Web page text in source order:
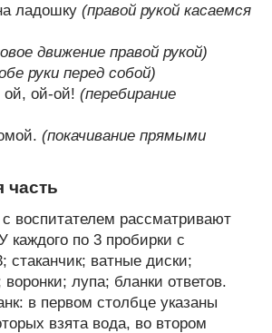
ладошку (правой рукой касаемся
движение правой рукой)
руки перед собой)
ой, ой-ой! (перебирание
(покачивание прямыми
часть
воспитателем рассматривают
каждого по 3 пробирки с
ватные диски;
воронки; лупа; бланки ответов.
в первом столбце указаны
взята вода, во втором